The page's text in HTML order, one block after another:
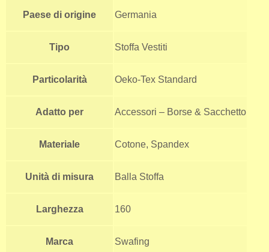
Paese di origine Germania
Tipo Stoffa Vestiti
Particolarità Oeko-Tex Standard
Adatto per Accessori – Borse & Sacchetto
Materiale Cotone, Spandex
Unità di misura Balla Stoffa
Larghezza 160
Marca Swafing